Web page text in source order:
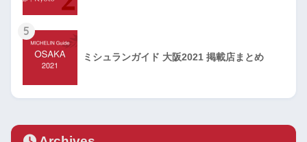
5
ミシュランガイド 大阪2021 掲載店まとめ